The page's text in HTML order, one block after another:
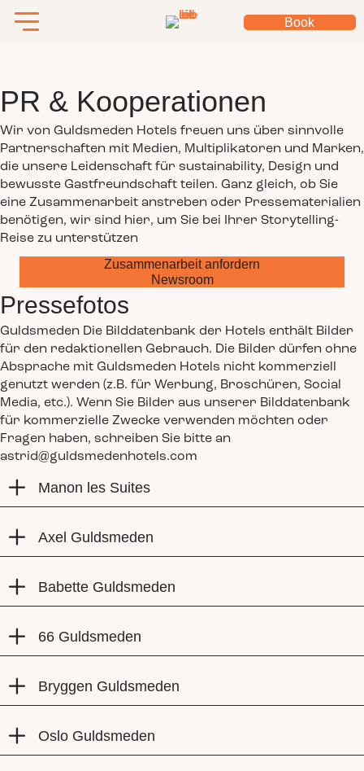
Book
PR & Kooperationen
Wir von Guldsmeden Hotels freuen uns über sinnvolle
Partnerschaften mit Medien, Multiplikatoren und Marken,
die unsere Leidenschaft für sustainability, Design und
bewusste Gastfreundschaft teilen. Ganz gleich, ob Sie
eine Zusammenarbeit anstreben oder Pressematerialien
benötigen, wir sind hier, um Sie bei Ihrer Storytelling-
Reise zu unterstützen
Zusammenarbeit anfordern
Newsroom
Pressefotos
Guldsmeden Die Bilddatenbank der Hotels enthält Bilder
für den redaktionellen Gebrauch. Die Bilder dürfen ohne
Absprache mit Guldsmeden Hotels nicht kommerziell
genutzt werden (z.B. für Werbung, Broschüren, Social
Media, etc.). Wenn Sie Bilder aus unserer Bilddatenbank
für kommerzielle Zwecke verwenden möchten oder
Fragen haben, schreiben Sie bitte an
astrid@guldsmedenhotels.com
Manon les Suites
Axel Guldsmeden
Babette Guldsmeden
66 Guldsmeden
Bryggen Guldsmeden
Oslo Guldsmeden